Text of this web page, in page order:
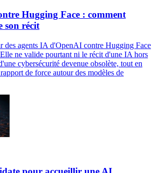
Hugging Face : comment
son récit
des agents IA d'OpenAI contre Hugging Face
ne valide pourtant ni le récit d'une IA hors
cybersécurité devenue obsolète, tout en
de force autour des modèles de